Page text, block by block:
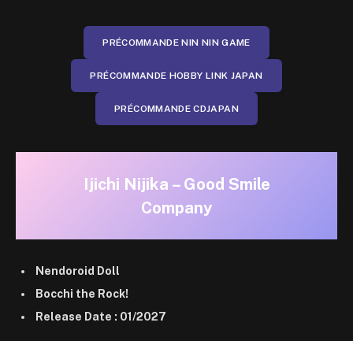
PRÉCOMMANDE NIN NIN GAME
PRÉCOMMANDE HOBBY LINK JAPAN
PRÉCOMMANDE CDJAPAN
Ijichi Nijika – Good Smile
Company
Nendoroid Doll
Bocchi the Rock!
Release Date : 01/2027